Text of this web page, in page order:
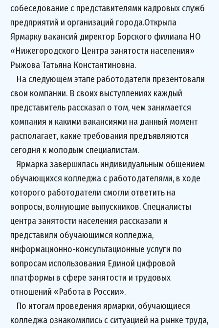
собеседование с представителями кадровых служб
предприятий и организаций города.Открыла
Ярмарку вакансий директор Борского филиала НО
«Нижегородского Центра занятости населения»
Рыжова Татьяна Константиновна.
На следующем этапе работодатели презентовали
свои компании. В своих выступлениях каждый
представитель рассказал о том, чем занимается
компания и какими вакансиями на данный момент
располагает, какие требования предъявляются
сегодня к молодым специалистам.
Ярмарка завершилась индивидуальным общением
обучающихся колледжа с работодателями, в ходе
которого работодатели смогли ответить на
вопросы, волнующие выпускников. Специалисты
центра занятости населения рассказали и
представили обучающимся колледжа,
информационно-консультационные услуги по
вопросам использования Единой цифровой
платформы в сфере занятости и трудовых
отношений «Работа в России».
По итогам проведения ярмарки, обучающиеся
колледжа ознакомились с ситуацией на рынке труда,